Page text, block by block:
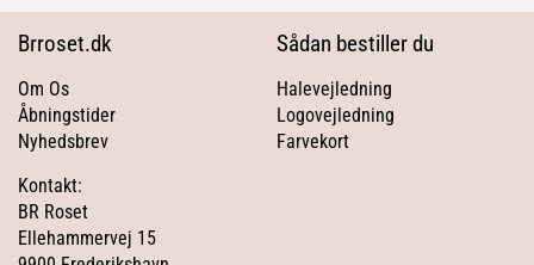
Brroset.dk
Om Os
Åbningstider
Nyhedsbrev
Kontakt:
BR Roset
Ellehammervej 15
Sådan bestiller du
Halevejledning
Logovejledning
Farvekort